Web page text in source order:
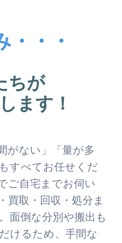
・・・
ちが
ます！
がない」「量が多
すべてお任せくだ
ご自宅までお伺い
買取・回収・処分ま
面倒な分別や搬出も
けるため、手間な